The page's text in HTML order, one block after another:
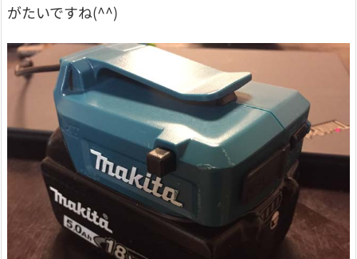
がたいですね(^^)